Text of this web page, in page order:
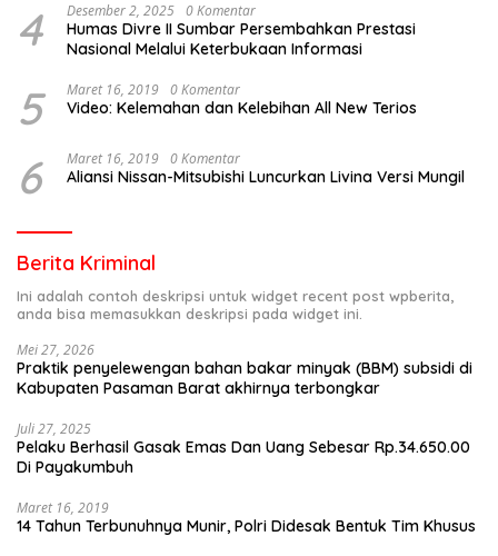
4 Desember 2, 2025 0 Komentar
Humas Divre II Sumbar Persembahkan Prestasi
Nasional Melalui Keterbukaan Informasi
5 Maret 16, 2019 0 Komentar
Video: Kelemahan dan Kelebihan All New Terios
6 Maret 16, 2019 0 Komentar
Aliansi Nissan-Mitsubishi Luncurkan Livina Versi Mungil
Berita Kriminal
Ini adalah contoh deskripsi untuk widget recent post wpberita,
anda bisa memasukkan deskripsi pada widget ini.
Mei 27, 2026
Praktik penyelewengan bahan bakar minyak (BBM) subsidi di
Kabupaten Pasaman Barat akhirnya terbongkar
Juli 27, 2025
Pelaku Berhasil Gasak Emas Dan Uang Sebesar Rp.34.650.00
Di Payakumbuh
Maret 16, 2019
14 Tahun Terbunuhnya Munir, Polri Didesak Bentuk Tim Khusus